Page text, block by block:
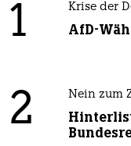
1 Krise der
AfD-
2 Nein zum